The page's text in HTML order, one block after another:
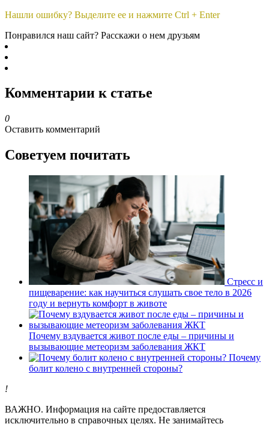
Нашли ошибку? Выделите ее и нажмите Ctrl + Enter
Понравился наш сайт? Расскажи о нем друзьям
Комментарии к статье
0
Оставить комментарий
Советуем почитать
Стресс и
пищеварение: как научиться слушать свое тело в 2026
году и вернуть комфорт в животе
Почему вздувается живот после еды – причины и
вызывающие метеоризм заболевания ЖКТ
Почему
болит колено с внутренней стороны?
!
ВАЖНО. Информация на сайте предоставляется
исключительно в справочных целях. Не занимайтесь